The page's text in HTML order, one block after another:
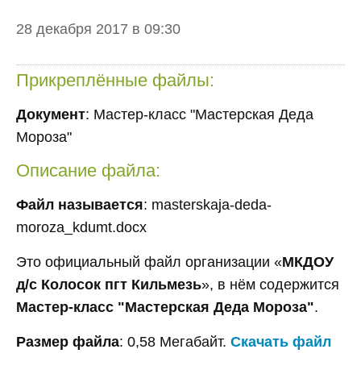
28 декабря 2017 в 09:30
Прикреплённые файлы:
Документ: Мастер-класс "Мастерская Деда
Мороза"
Описание файла:
Файл называется: masterskaja-deda-
moroza_kdumt.docx
Это официальный файл организации «МКДОУ
д/с Колосок пгт Кильмезь», в нём содержится
Мастер-класс "Мастерская Деда Мороза".
Размер файла: 0,58 Мегабайт. Скачать файл